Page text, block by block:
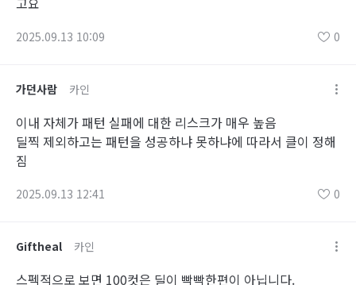
2025.09.13 10:09 0
가던사람 카인
이내 자체가 패턴 실패에 대한 리스크가 매우 높음
딜찍 제외하고는 패턴을 성공하냐 못하냐에 따라서 클이 정해
짐
2025.09.13 12:41 0
Giftheal 카인
스펙적으로 보면 100컷은 딜이 빡빡한편이 아닙니다.